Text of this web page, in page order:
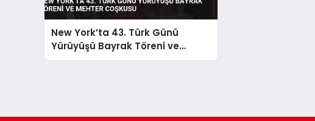
New York’ta 43. Türk Günü
Yürüyüşü Bayrak Töreni ve
Mehter Coşkusu